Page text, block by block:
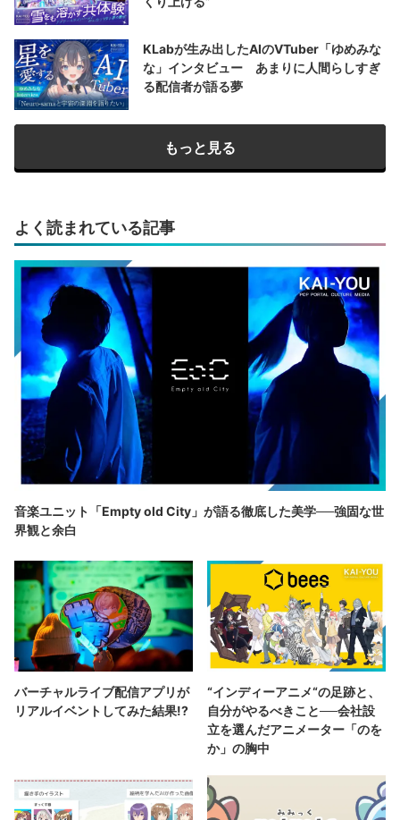
KLabが生み出したAIのVTuber「ゆめみな
な」インタビュー あまりに人間らしすぎ
る配信者が語る夢
もっと見る
よく読まれている記事
音楽ユニット「Empty old City」が語る徹底した美学──強固な世
界観と余白
バーチャルライブ配信アプリが
リアルイベントしてみた結果!?
“インディーアニメ“の足跡と、
自分がやるべきこと──会社設
立を選んだアニメーター「のを
か」の胸中